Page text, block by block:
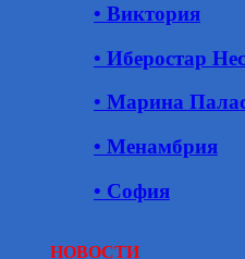
• Виктория
• Иберостар
• Марина
• Менамбрия
• София
НОВОСТИ